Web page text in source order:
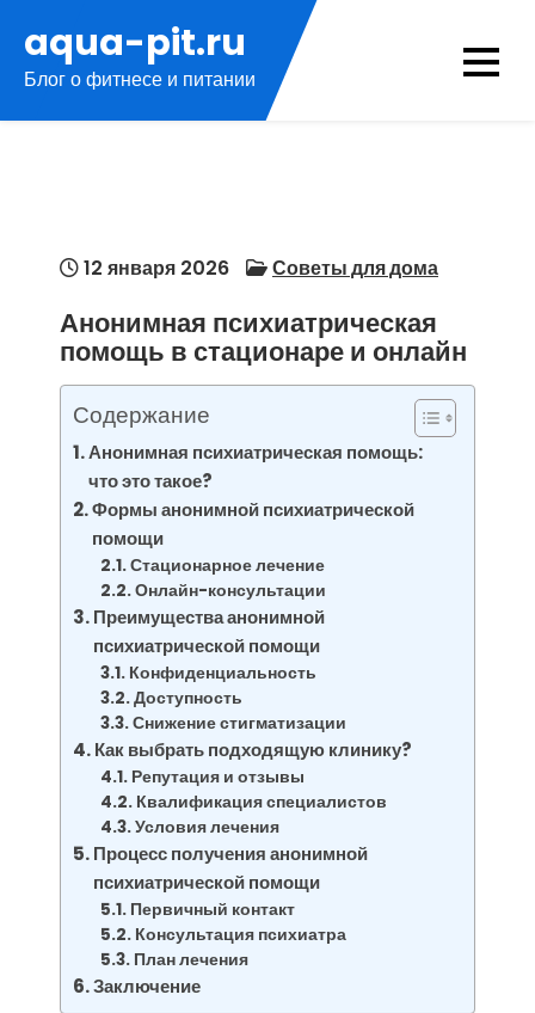
содержимому
aqua-pit.ru
Блог о фитнесе и питании
12 января 2026 Советы для дома
Анонимная психиатрическая
помощь в стационаре и онлайн
Содержание
Анонимная психиатрическая помощь:
что это такое?
Формы анонимной психиатрической
помощи
Стационарное лечение
Онлайн-консультации
Преимущества анонимной
психиатрической помощи
Конфиденциальность
Доступность
Снижение стигматизации
Как выбрать подходящую клинику?
Репутация и отзывы
Квалификация специалистов
Условия лечения
Процесс получения анонимной
психиатрической помощи
Первичный контакт
Консультация психиатра
План лечения
Заключение